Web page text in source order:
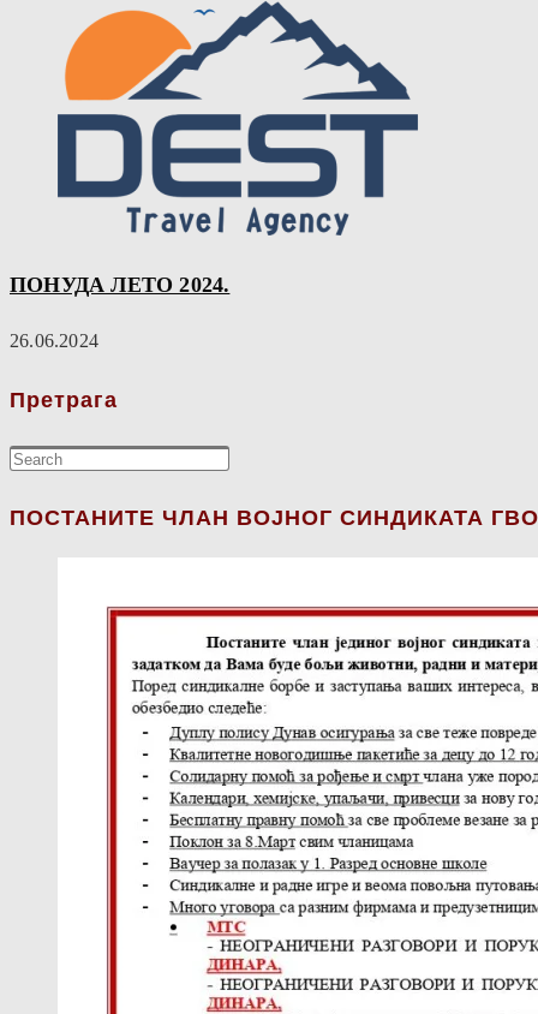
ПОНУДА ЛЕТО 2024.
26.06.2024
Претрага
ПОСТАНИТЕ ЧЛАН ВОЈНОГ СИНДИКАТА